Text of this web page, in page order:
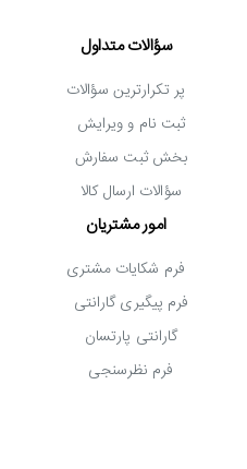
و حتی گیمینگ کارایی قابل
را از لحاظ کیفیت تصویر و
می کند. از مشخصات مهم و
می توان به موارد زیر
سؤالات متداول
پر تکرارترین سؤالات
ثبت نام و ویرایش
بخش ثبت سفارش
سؤالات ارسال کالا
امور مشتریان
فرم شکایات مشتری
فرم پیگیری گارانتی
گارانتی پارتسان
فرم نظرسنجی